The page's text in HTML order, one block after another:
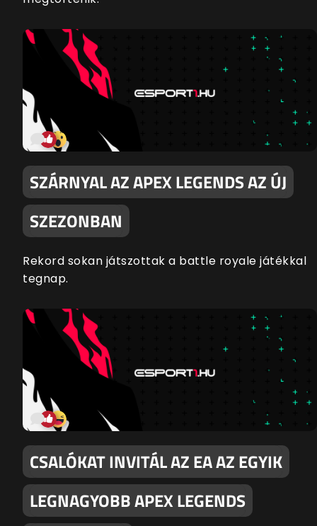
SZÁRNYAL AZ APEX LEGENDS AZ ÚJ
SZEZONBAN
Rekord sokan játszottak a battle royale játékkal
tegnap.
CSALÓKAT INVITÁL AZ EA AZ EGYIK
LEGNAGYOBB APEX LEGENDS